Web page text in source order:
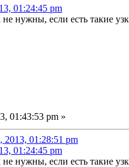
01:24:45 pm
нужны, если есть такие
01:43:53 pm »
2013, 01:28:51 pm
01:24:45 pm
нужны, если есть такие